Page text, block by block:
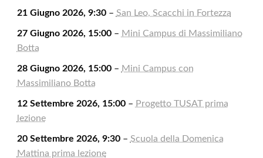
21 Giugno 2026, 9:30– San Leo, Scacchi in Fortezza
27 Giugno 2026, 15:00– Mini Campus di Massimiliano
Botta
28 Giugno 2026, 15:00– Mini Campus con
Massimiliano Botta
12 Settembre 2026, 15:00– Progetto TUSAT prima
lezione
20 Settembre 2026, 9:30– Scuola della Domenica
Mattina prima lezione